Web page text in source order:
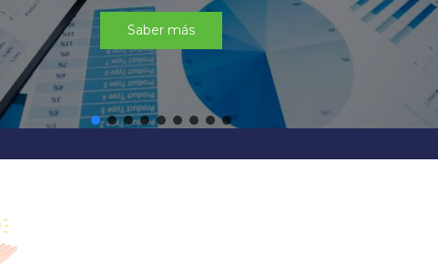
Saber más